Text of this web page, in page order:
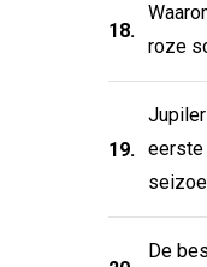
18.
roze
19.
eerste
De